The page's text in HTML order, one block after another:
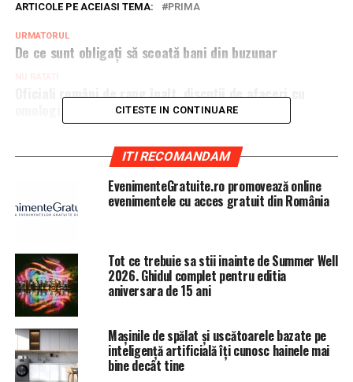
ARTICOLE PE ACEIASI TEMA: PRIMA
URMATORUL
De ce sunt obligați să scoată bani din buzunar
Oficiali români de rang înalt, discuții de afaceri cu
omologi din KazahstanCITESTE IN CONTINUARE
ITI RECOMANDAM
EvenimenteGratuite.ro promovează online
evenimentele cu acces gratuit din România
Tot ce trebuie sa stii inainte de Summer Well
2026. Ghidul complet pentru editia
aniversara de 15 ani
Mașinile de spălat și uscătoarele bazate pe
inteligență artificială îți cunosc hainele mai
bine decât tine